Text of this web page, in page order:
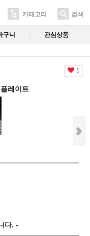
카테고리 검색
구니 관심상품
1
레이트
다. -